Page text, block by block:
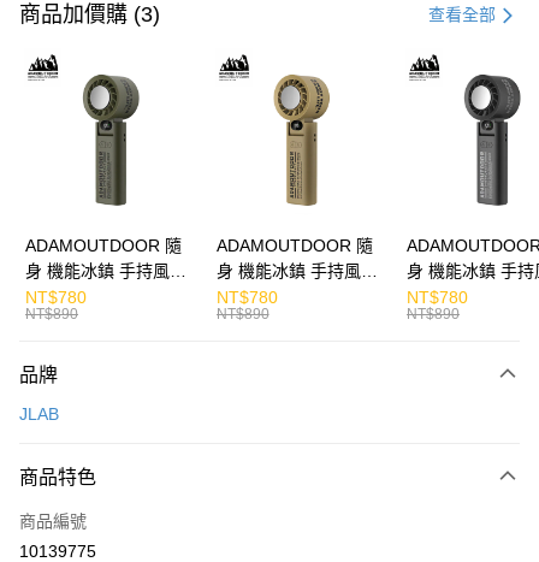
信用卡一次付款
LINE Pay
Apple Pay
運送方式
免運費
付款後7-11取貨
宅配
每筆NT$130，滿NT$399(含以上)免運費
商品加價購 (3) 查看全部
ADAMOUTDOOR 隨
身 機能冰鎮 手持風扇
掛繩
NT$780
NT$890
ADAMOUTDOOR 隨
身 機能冰鎮 手持風扇
掛繩
NT$780
NT$890
身 機能冰鎮 手持
掛繩
NT$780
NT$890
品牌
JLAB
商品特色
商品編號
10139775